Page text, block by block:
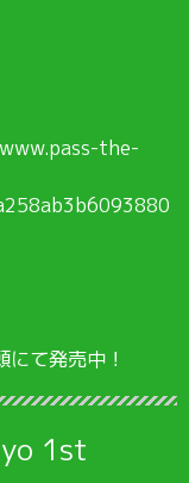
the-
て発売中！
1st